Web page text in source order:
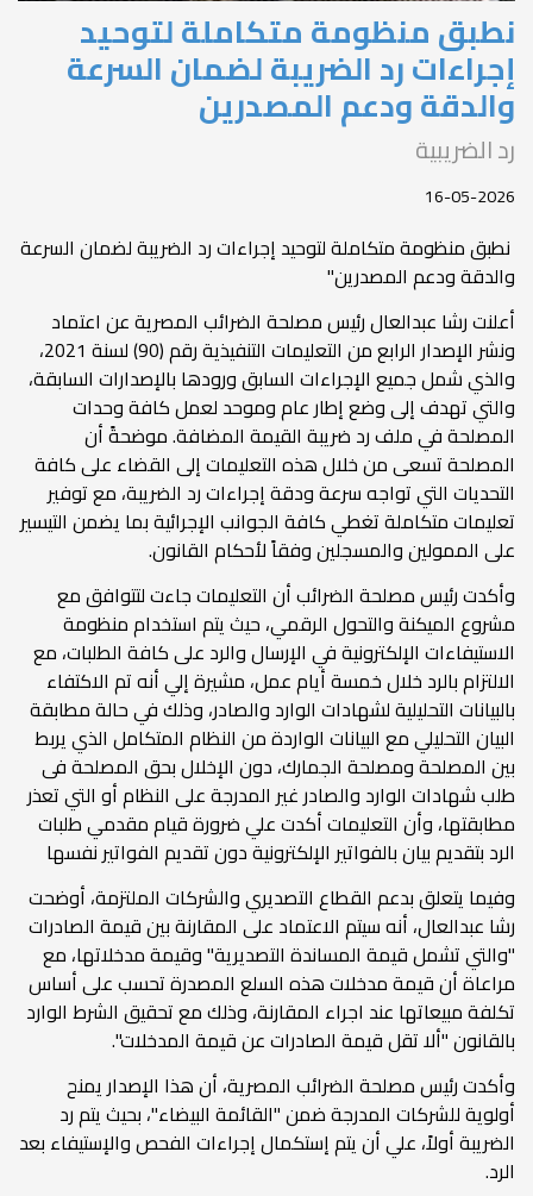
نطبق منظومة متكاملة لتوحيد
إجراءات رد الضريبة لضمان السرعة
والدقة ودعم المصدرين
رد الضريبية
16-05-2026
⁠نطبق منظومة متكاملة لتوحيد إجراءات رد الضريبة لضمان السرعة
والدقة ودعم المصدرين"
أعلنت رشا عبدالعال رئيس مصلحة الضرائب المصرية عن اعتماد
ونشر الإصدار الرابع من التعليمات التنفيذية رقم (90) لسنة 2021،
والذي شمل جميع الإجراءات السابق ورودها بالإصدارات السابقة،
والتي تهدف إلى وضع إطار عام وموحد لعمل كافة وحدات
المصلحة في ملف رد ضريبة القيمة المضافة. موضحةً أن
المصلحة تسعى من خلال هذه التعليمات إلى القضاء على كافة
التحديات التي تواجه سرعة ودقة إجراءات رد الضريبة، مع توفير
تعليمات متكاملة تغطي كافة الجوانب الإجرائية بما يضمن التيسير
على الممولين والمسجلين وفقاً لأحكام القانون.
وأكدت رئيس مصلحة الضرائب أن التعليمات جاءت لتتوافق مع
مشروع الميكنة والتحول الرقمي، حيث يتم استخدام منظومة
الاستيفاءات الإلكترونية في الإرسال والرد على كافة الطلبات، مع
الالتزام بالرد خلال خمسة أيام عمل، مشيرة إلي أنه تم الاكتفاء
بالبيانات التحليلية لشهادات الوارد والصادر، وذلك في حالة مطابقة
البيان التحليلي مع البيانات الواردة من النظام المتكامل الذي يربط
بين المصلحة ومصلحة الجمارك، دون الإخلال بحق المصلحة فى
طلب شهادات الوارد والصادر غير المدرجة على النظام أو التي تعذر
مطابقتها، وأن التعليمات أكدت علي ضرورة قيام مقدمي طلبات
الرد بتقديم بيان بالفواتير الإلكترونية دون تقديم الفواتير نفسها
وفيما يتعلق بدعم القطاع التصديري والشركات الملتزمة، أوضحت
رشا عبدالعال، أنه سيتم الاعتماد على المقارنة بين قيمة الصادرات
"والتي تشمل قيمة المساندة التصديرية" وقيمة مدخلاتها، مع
مراعاة أن قيمة مدخلات هذه السلع المصدرة تحسب على أساس
تكلفة مبيعاتها عند اجراء المقارنة، وذلك مع تحقيق الشرط الوارد
بالقانون "ألا تقل قيمة الصادرات عن قيمة المدخلات".
وأكدت رئيس مصلحة الضرائب المصرية، أن هذا الإصدار يمنح
أولوية للشركات المدرجة ضمن "القائمة البيضاء"، بحيث يتم رد
الضريبة أولاً، علي أن يتم إستكمال إجراءات الفحص والإستيفاء بعد
الرد.